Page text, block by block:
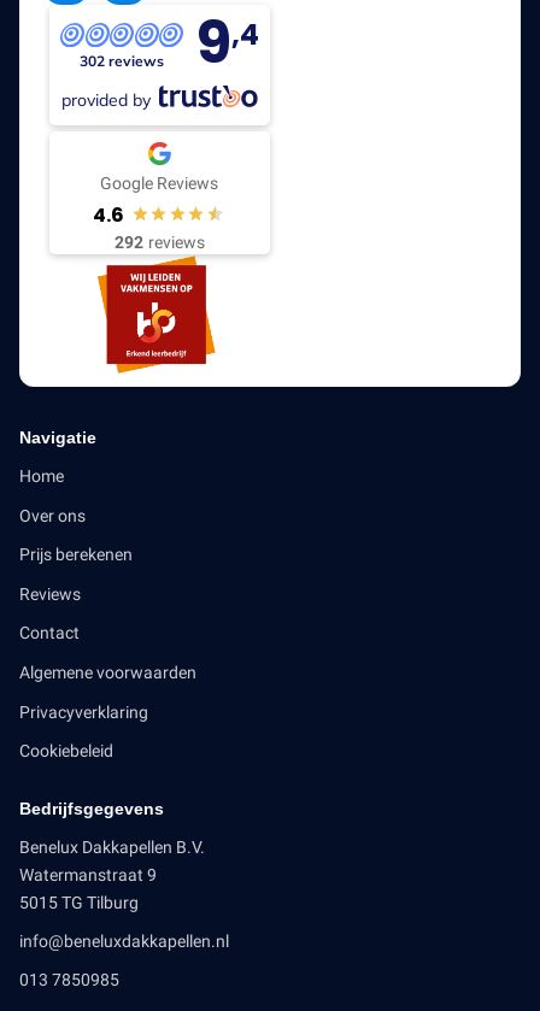
302 reviews 9,4
provided by
Google Reviews
4.6
292 reviews
Navigatie
Home
Over ons
Prijs berekenen
Reviews
Contact
Algemene voorwaarden
Privacyverklaring
Cookiebeleid
Bedrijfsgegevens
Benelux Dakkapellen B.V.
Watermanstraat 9
5015 TG Tilburg
info@beneluxdakkapellen.nl
013 7850985